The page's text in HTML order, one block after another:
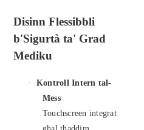
Disinn Flessibbli
b'Sigurtà ta' Grad
Mediku
·
Kontroll Intern tal-
Mess
Touchscreen integrat